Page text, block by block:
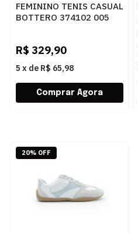
FEMININO TENIS CASUAL
BOTTERO 374102 005
R$ 329,90
5 x de R$ 65,98
20% OFF